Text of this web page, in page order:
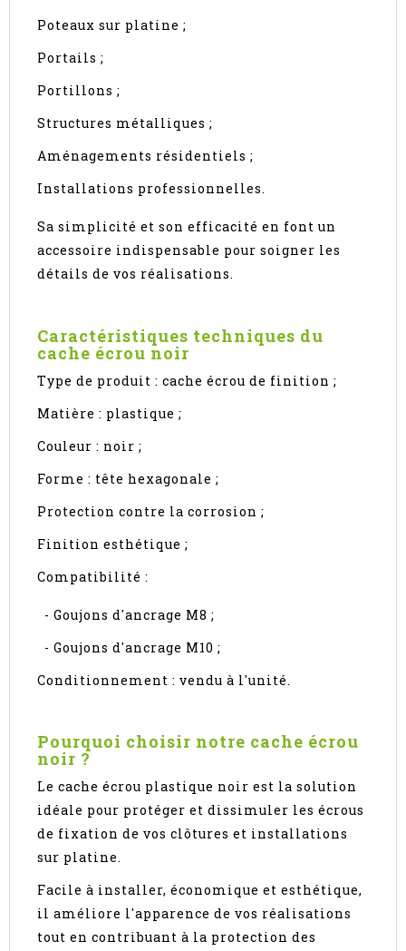
Poteaux sur platine ;
Portails ;
Portillons ;
Structures métalliques ;
Aménagements résidentiels ;
Installations professionnelles.
Sa simplicité et son efficacité en font un
accessoire indispensable pour soigner les
détails de vos réalisations.
Caractéristiques techniques du
cache écrou noir
Type de produit : cache écrou de finition ;
Matière : plastique ;
Couleur : noir ;
Forme : tête hexagonale ;
Protection contre la corrosion ;
Finition esthétique ;
Compatibilité :
- Goujons d'ancrage M8 ;
- Goujons d'ancrage M10 ;
Conditionnement : vendu à l'unité.
Pourquoi choisir notre cache écrou
noir ?
Le cache écrou plastique noir est la solution
idéale pour protéger et dissimuler les écrous
de fixation de vos clôtures et installations
sur platine.
Facile à installer, économique et esthétique,
il améliore l'apparence de vos réalisations
tout en contribuant à la protection des